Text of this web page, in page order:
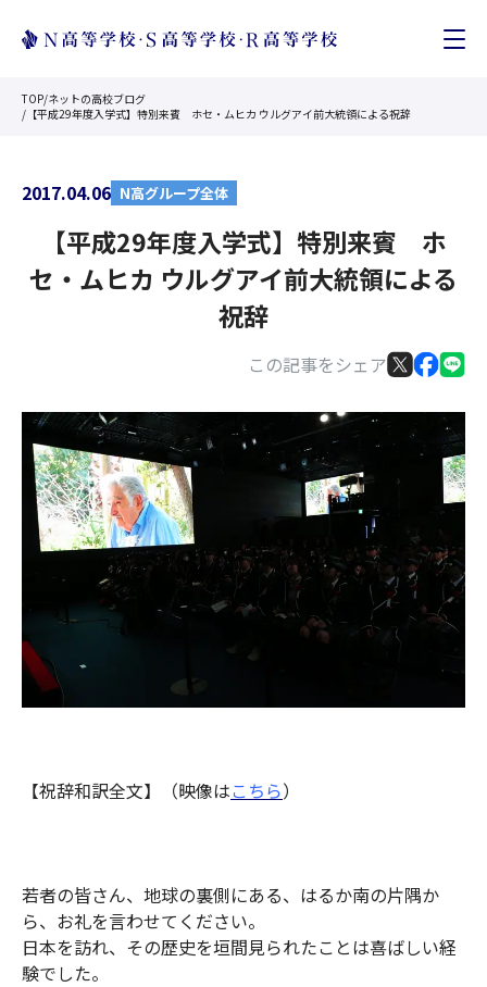
TOP/ネットの高校ブログ
/ 【平成29年度入学式】特別来賓 ホセ・ムヒカ ウルグアイ前大統領による祝辞
2017.04.06 N高グループ全体
この記事をシェア
【平成29年度入学式】特別来賓 ホ
セ・ムヒカ ウルグアイ前大統領による
祝辞
【祝辞和訳全文】（映像はこちら）
若者の皆さん、地球の裏側にある、はるか南の片隅か
ら、お礼を言わせてください。
日本を訪れ、その歴史を垣間見られたことは喜ばしい経
験でした。